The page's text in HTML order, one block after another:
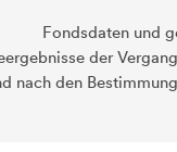
Fondsdaten und
der
nach den